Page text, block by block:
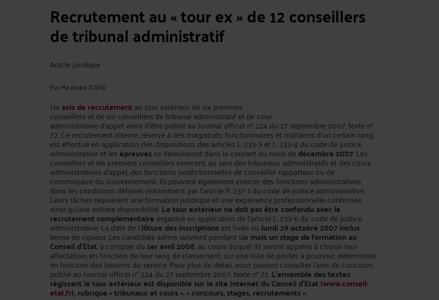
Recrutement au « tour ex » de 12 conseillers
de tribunal administratif
Article juridique
ParMe André ICARD
Un avis de recrutementau tour extérieur de six premiers
conseillers et de six conseillers de tribunal administratif et de cour
administrative d'appel vient d'être publié au Journal officel n° 224 du 27 septembre 2007, texte n°
72. Ce recrutement interne, réservé à des magistrats, fonctionnaires et militaires d'un certain rang,
est effectué en application des dispositions des articles L. 233-3 et L. 233-4 du code de justice
administrative et les épreuves se dérouleront dans le courant du mois dedécembre 2007. Les
conseillers et les premiers conseillers exercent, au sein des tribunaux administratifs et des cours
administratives d'appel, des fonctions juridictionnelles de conseiller rapporteur ou de
commissaire du Gouvernement. Ils peuvent également exercer des fonctions administratives
dans les conditions définies notamment par l'article R. 237-1 du code de justice administrative.
Leurs tâches requièrent une formation juridique et une expérience professionnelle confirmée,
ainsi qu'une entière disponibilité.Le tour extérieur ne doit pas être confondu avec le
recrutement complémentaire organisé en application de l'article L. 233-6 du code de justice
administrative. La date de clôture des inscriptions est fixée au lundi 29 octobre 2007 inclus,
terme de rigueur. Les candidats admis suivront pendant six mois un stage de formation au
Conseil d'Etat, à compter du 1er avril 2008, au cours duquel ils seront appelés à choisir leur
affectation, en fonction de leur rang de classement, sur une liste de postes à pourvoir, déterminée
en fonction des besoins du service. Pour plus de détail, vous pouvez consulter l'avis de concours
publié au Journal officel n° 224 du 27 septembre 2007, texte n° 72.L'ensemble des textes
régissant le tour extérieur est disponible sur le site Internet du Conseil d'Etat (www.conseil-
etat.fr), rubrique « tribunaux et cours », « concours, stages, recrutements ».